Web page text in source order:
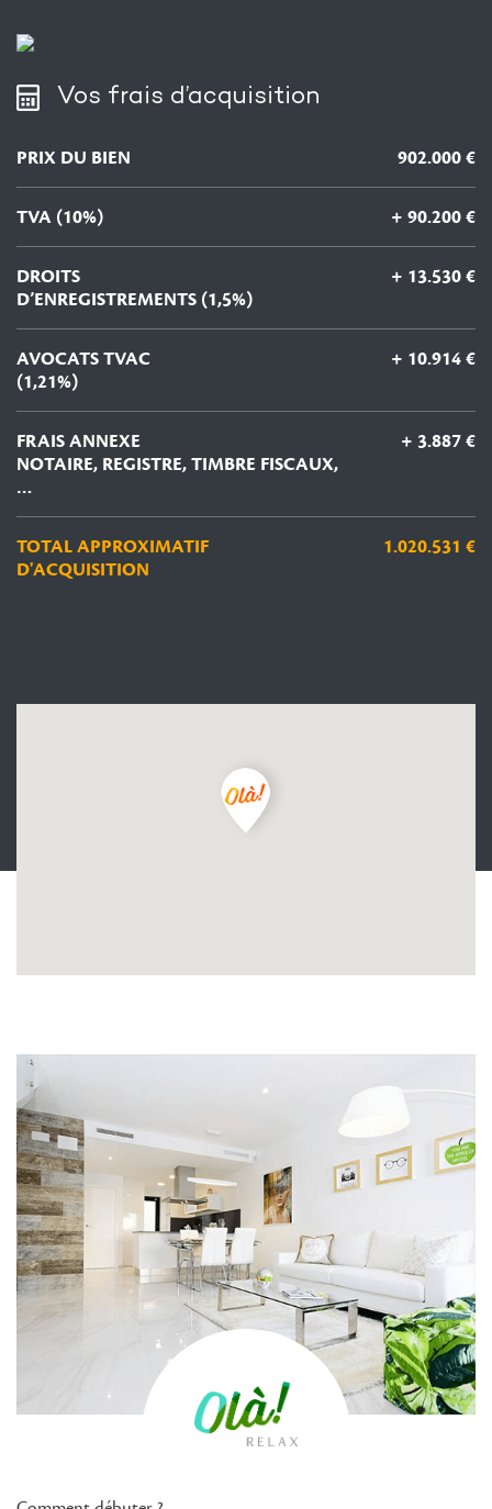
Vos frais d’acquisition
PRIX DU BIEN 902.000 €
TVA (10%) + 90.200 €
DROITS
D’ENREGISTREMENTS (1,5%)
+ 13.530 €
AVOCATS TVAC
(1,21%)
+ 10.914 €
FRAIS ANNEXE
NOTAIRE, REGISTRE, TIMBRE FISCAUX,
…
+ 3.887 €
TOTAL APPROXIMATIF
D'ACQUISITION
1.020.531 €